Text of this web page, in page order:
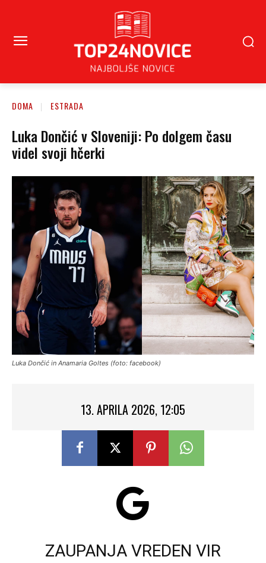
DOMA ESTRADA
Luka Dončić v Sloveniji: Po dolgem času
videl svoji hčerki
Luka Dončić in Anamaria Goltes (foto: facebook)
13. APRILA 2026, 12:05
ZAUPANJA VREDEN VIR